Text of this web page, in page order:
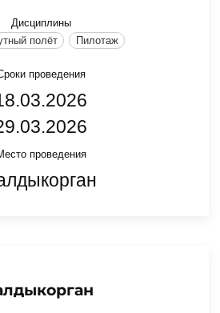
Дисциплины
полёт
Пилотаж
проведения
проведения